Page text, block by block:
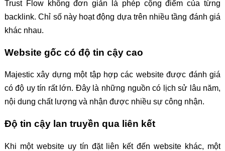
Trust Flow không đơn giản là phép cộng điểm của từng
backlink. Chỉ số này hoạt động dựa trên nhiều tầng đánh giá
khác nhau.
Website gốc có độ tin cậy cao
Majestic xây dựng một tập hợp các website được đánh giá
có độ uy tín rất lớn. Đây là những nguồn có lịch sử lâu năm,
nội dung chất lượng và nhận được nhiều sự công nhận.
Độ tin cậy lan truyền qua liên kết
Khi một website uy tín đặt liên kết đến website khác, một